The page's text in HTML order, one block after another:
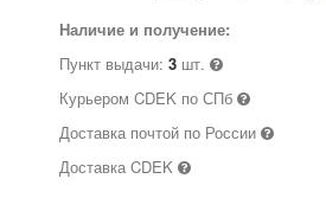
Наличие и получение:
Пункт выдачи: 3 шт.
Курьером CDEK по СПб
Доставка почтой по России
Доставка CDEK